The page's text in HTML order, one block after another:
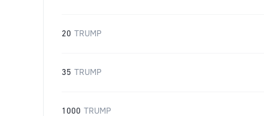
20 TRUMP
35 TRUMP
1000 TRUMP